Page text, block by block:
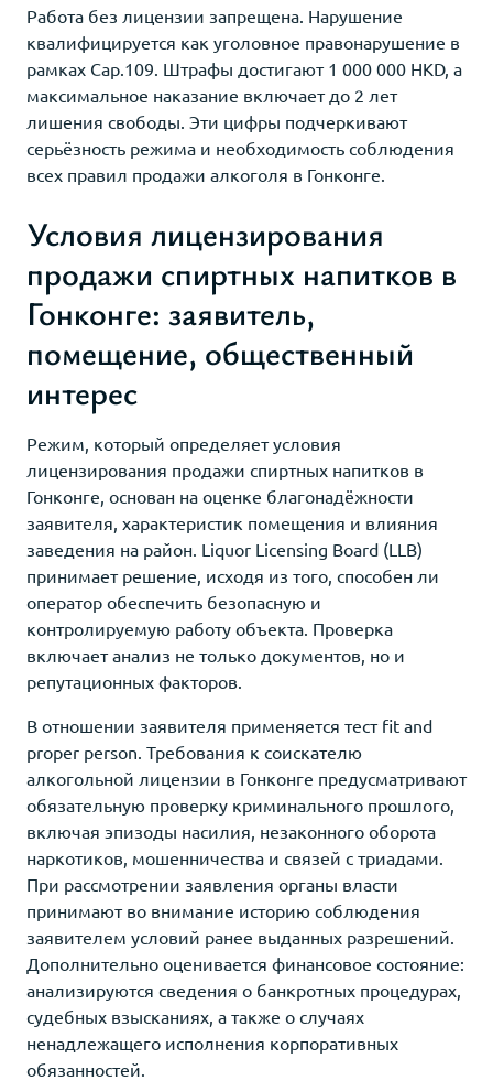
Работа без лицензии запрещена. Нарушение
квалифицируется как уголовное правонарушение в
рамках Cap.109. Штрафы достигают 1 000 000 HKD, а
максимальное наказание включает до 2 лет
лишения свободы. Эти цифры подчеркивают
серьёзность режима и необходимость соблюдения
всех правил продажи алкоголя в Гонконге.
Условия лицензирования
продажи спиртных напитков в
Гонконге: заявитель,
помещение, общественный
интерес
Режим, который определяет условия
лицензирования продажи спиртных напитков в
Гонконге, основан на оценке благонадёжности
заявителя, характеристик помещения и влияния
заведения на район. Liquor Licensing Board (LLB)
принимает решение, исходя из того, способен ли
оператор обеспечить безопасную и
контролируемую работу объекта. Проверка
включает анализ не только документов, но и
репутационных факторов.
В отношении заявителя применяется тест fit and
proper person. Требования к соискателю
алкогольной лицензии в Гонконге предусматривают
обязательную проверку криминального прошлого,
включая эпизоды насилия, незаконного оборота
наркотиков, мошенничества и связей с триадами.
При рассмотрении заявления органы власти
принимают во внимание историю соблюдения
заявителем условий ранее выданных разрешений.
Дополнительно оценивается финансовое состояние:
анализируются сведения о банкротных процедурах,
судебных взысканиях, а также о случаях
ненадлежащего исполнения корпоративных
обязанностей.